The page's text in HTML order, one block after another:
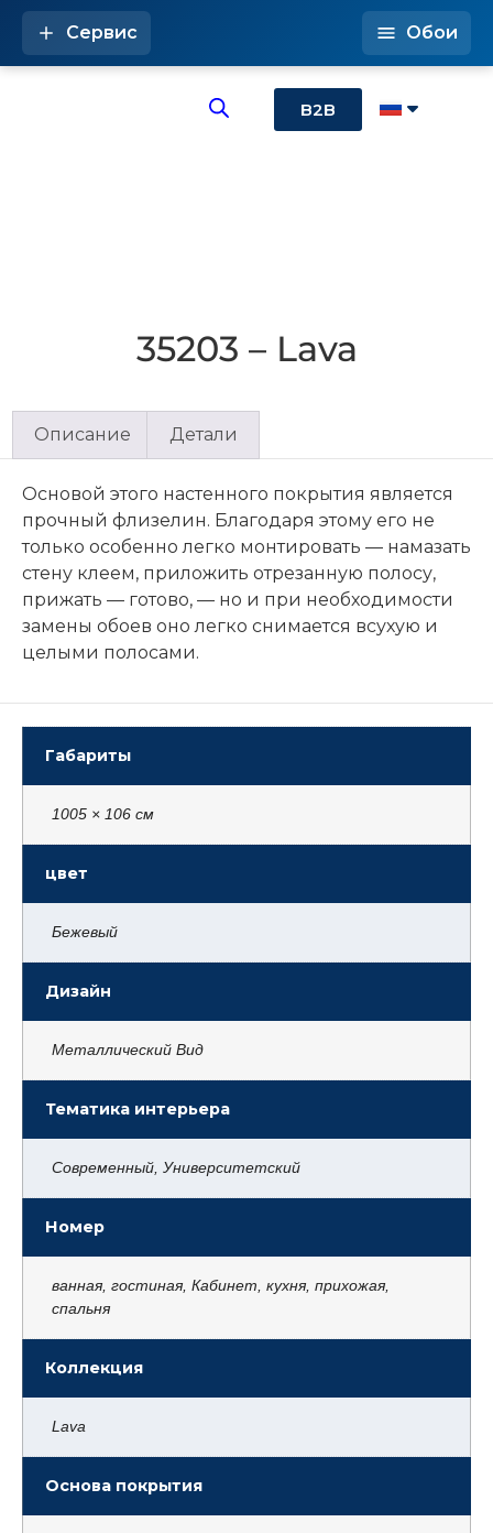
B2B
Сервис Обои
35203 – Lava
Описание Детали
Основой этого настенного покрытия является
прочный флизелин. Благодаря этому его не
только особенно легко монтировать — намазать
стену клеем, приложить отрезанную полосу,
прижать — готово, — но и при необходимости
замены обоев оно легко снимается всухую и
целыми полосами.
Габариты
1005 × 106 см
цвет
Бежевый
Дизайн
Металлический Вид
Тематика интерьера
Современный, Университетский
Номер
ванная, гостиная, Кабинет, кухня, прихожая,
спальня
Коллекция
Lava
Основа покрытия